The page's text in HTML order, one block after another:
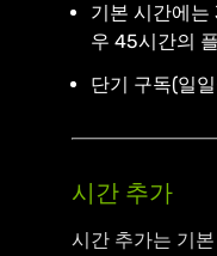
기본 시간에
우 45시간의
단기 구독(일
시간 추가
시간 추가는 기